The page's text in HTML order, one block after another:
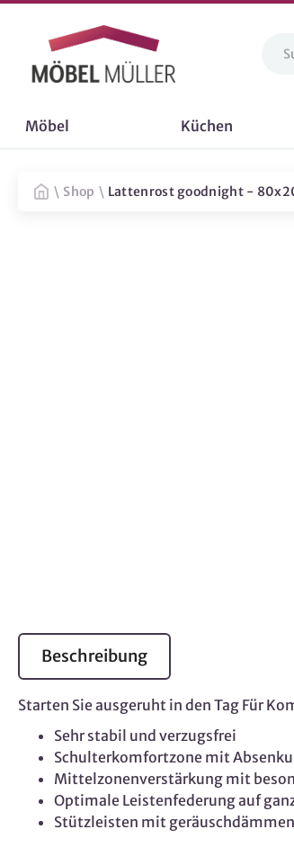
Möbel Küchen
\ Shop \ Lattenrost goodnight -
Beschreibung
Starten Sie ausgeruht in den Tag Für
Sehr stabil und verzugsfrei
Schulterkomfortzone mit
Mittelzonenverstärkung mit
Optimale Leistenfederung auf
Stützleisten mit